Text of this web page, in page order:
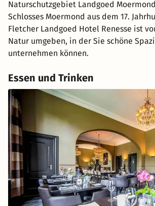
Naturschutzgebiet Landgoed
Schlosses Moermond aus dem 17.
Fletcher Landgoed Hotel Renesse ist
Natur umgeben, in der Sie schöne
unternehmen können.
Essen und Trinken